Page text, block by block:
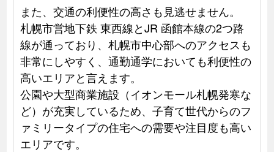
また、交通の利便性の高さも見逃せません。
札幌市営地下鉄 東西線とJR 函館本線の2つ路
線が通っており、札幌市中心部へのアクセスも
非常にしやすく、通勤通学においても利便性の
高いエリアと言えます。
公園や大型商業施設（イオンモール札幌発寒な
ど）が充実しているため、子育て世代からのフ
ァミリータイプの住宅への需要や注目度も高い
エリアです。